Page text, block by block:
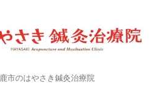
市のはやさき鍼灸治療院